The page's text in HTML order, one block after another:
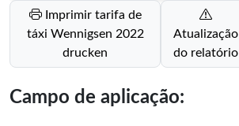
Imprimir tarifa de
táxi Wennigsen 2022
drucken
Atualização
do relatório
Campo de aplicação: